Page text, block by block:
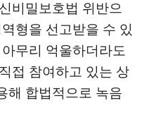
비밀보호법 위반으
형을 선고받을 수 있
무리 억울하더라도
접 참여하고 있는 상
해 합법적으로 녹음